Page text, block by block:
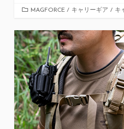
カ
ゴ
リ
ー
MAGFORCE / キャリーギア / キ